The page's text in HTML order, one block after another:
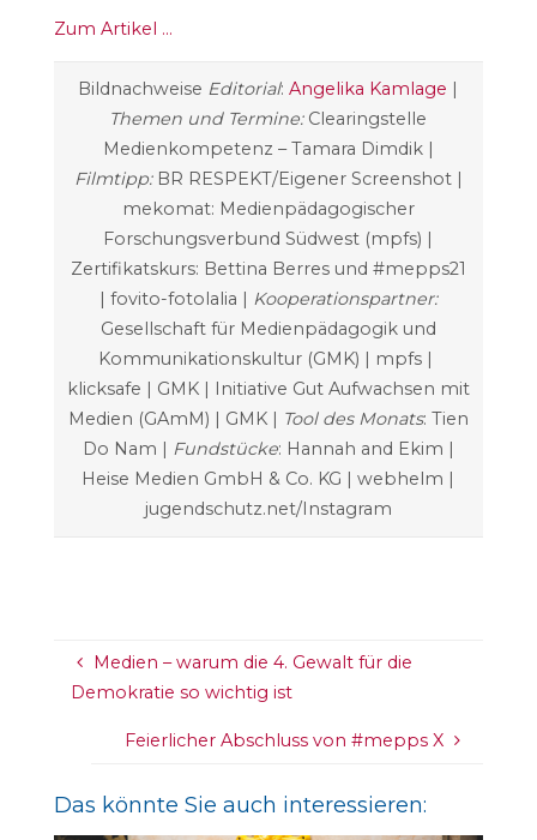
Zum Artikel …
Bildnachweise Editorial:Angelika Kamlage
Themen und Termine: Clearingstelle
Medienkompetenz – Tamara Dimdik |
Filmtipp:BR RESPEKT/Eigener Screenshot |
mekomat: Medienpädagogischer
Forschungsverbund Südwest (mpfs) |
Zertifikatskurs: Bettina Berres und #mepps21
| fovito-fotolalia | Kooperationspartner:
Gesellschaft für Medienpädagogik und
Kommunikationskultur (GMK) | mpfs |
klicksafe | GMK | Initiative Gut Aufwachsen mit
Medien (GAmM) | GMK |
Tool des Monats: Tien
Do Nam | Fundstücke: Hannah and Ekim |
Heise Medien GmbH & Co. KG | webhelm |
jugendschutz.net/Instagram
Medien – warum die 4. Gewalt für die
Demokratie so wichtig ist
Feierlicher Abschluss von #mepps X
Das könnte Sie auch interessieren: